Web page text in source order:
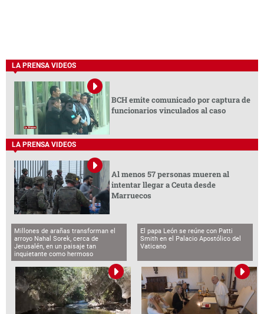
LA PRENSA VIDEOS
BCH emite comunicado por captura de
funcionarios vinculados al caso
LA PRENSA VIDEOS
Al menos 57 personas mueren al
intentar llegar a Ceuta desde
Marruecos
Millones de arañas transforman el
arroyo Nahal Sorek, cerca de
Jerusalén, en un paisaje tan
inquietante como hermoso
El papa León se reúne con Patti
Smith en el Palacio Apostólico del
Vaticano